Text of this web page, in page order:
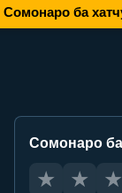
Сомонаро ба
Сомонаро
★ ★ ★